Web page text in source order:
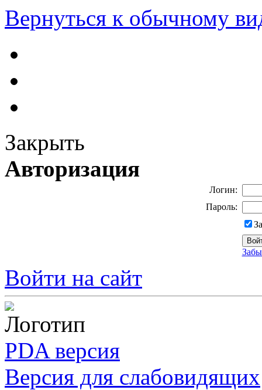
Вернуться к обычному
Закрыть
Авторизация
Логин:
Пароль:
Войти на сайт
PDA версия
Версия для слабовидящих